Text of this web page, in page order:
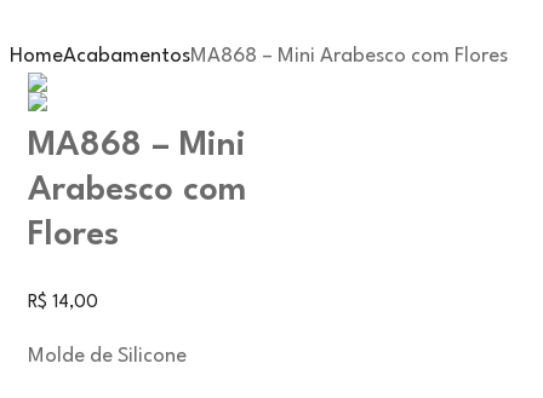
HomeAcabamentosMA868 – Mini Arabesco com Flores
MA868 – Mini
Arabesco com
Flores
R$ 14,00
Molde de Silicone